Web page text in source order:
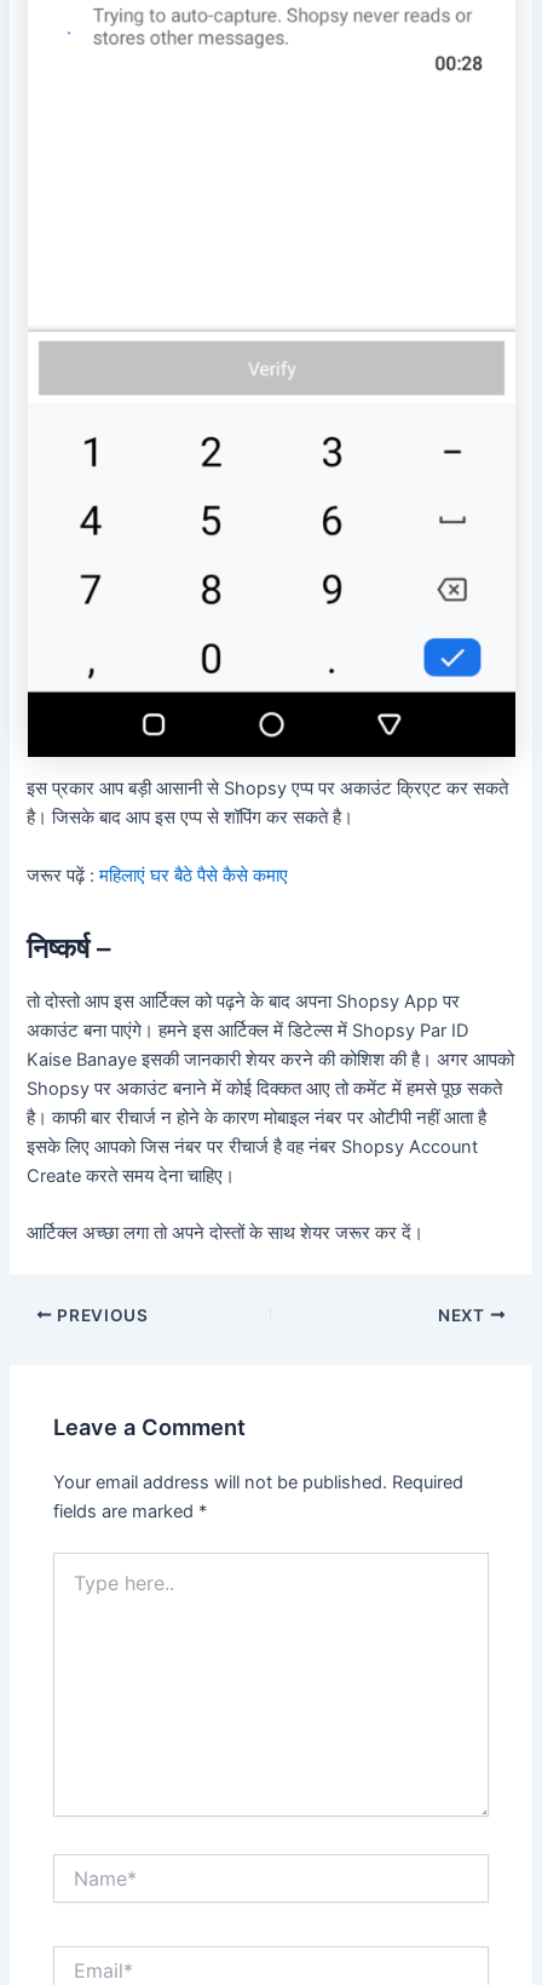
इस प्रकार आप बड़ी आसानी से Shopsy एप्प पर अकाउंट क्रिएट कर सकते
है। जिसके बाद आप इस एप्प से शॉपिंग कर सकते है।
जरूर पढ़ें :महिलाएं घर बैठे पैसे कैसे कमाए
निष्कर्ष –
तो दोस्तो आप इस आर्टिक्ल को पढ़ने के बाद अपना Shopsy App पर
अकाउंट बना पाएंगे। हमने इस आर्टिक्ल में डिटेल्स में Shopsy Par ID
Kaise Banaye इसकी जानकारी शेयर करने की कोशिश की है। अगर आपको
Shopsy पर अकाउंट बनाने में कोई दिक्कत आए तो कमेंट में हमसे पूछ सकते
है। काफी बार रीचार्ज न होने के कारण मोबाइल नंबर पर ओटीपी नहीं आता है
इसके लिए आपको जिस नंबर पर रीचार्ज है वह नंबर Shopsy Account
Create करते समय देना चाहिए।
आर्टिक्ल अच्छा लगा तो अपने दोस्तों के साथ शेयर जरूर कर दें।
PREVIOUS NEXT
Leave a Comment
Your email address will not be published. Required
fields are marked *
here..